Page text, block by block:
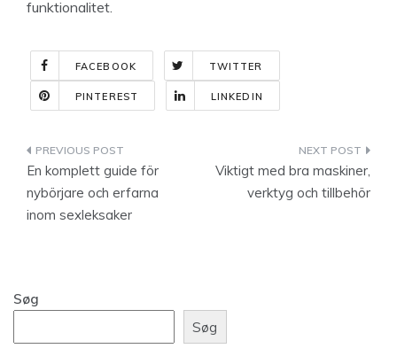
funktionalitet.
FACEBOOK TWITTER
PINTEREST LINKEDIN
Indlægsnavigation
En komplett guide för
nybörjare och erfarna
inom sexleksaker
Viktigt med bra maskiner,
verktyg och tillbehör
Søg
Søg